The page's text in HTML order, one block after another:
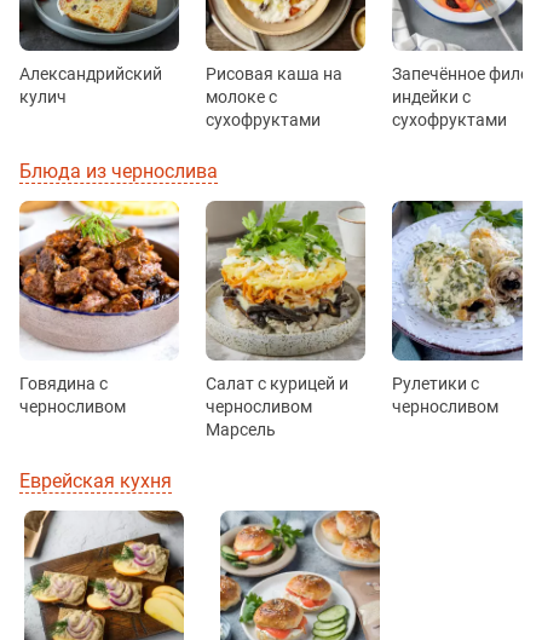
Александрийский
кулич
Рисовая каша на
молоке с
сухофруктами
Запечённое филе
индейки с
сухофруктами
Блюда из чернослива
Говядина с
черносливом
Салат с курицей и
черносливом
Марсель
Рулетики с
черносливом
Еврейская кухня